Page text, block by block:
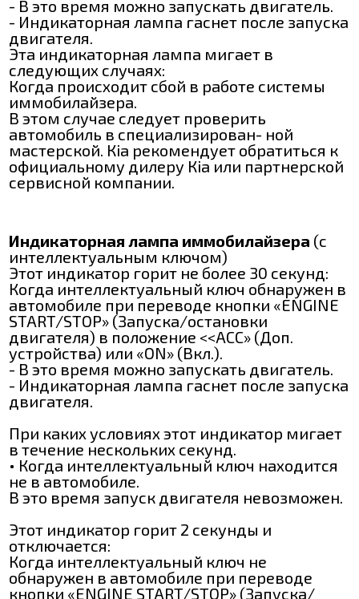
- В это время можно запускать двигатель.
- Индикаторная лампа гаснет после запуска
двигателя.
Эта индикаторная лампа мигает в
следующих случаях:
Когда происходит сбой в работе системы
иммобилайзера.
В этом случае следует проверить
автомобиль в специализирован- ной
мастерской. Кіа рекомендует обратиться к
официальному дилеру Кіа или партнерской
сервисной компании.
Индикаторная лампа иммобилайзера (с
интеллектуальным ключом)
Этот индикатор горит не более 30 секунд:
Когда интеллектуальный ключ обнаружен в
автомобиле при переводе кнопки «ENGINE
START/STOP» (Запуска/остановки
двигателя) в положение <<АСС» (Доп.
устройства) или «ON» (Вкл.).
- В это время можно запускать двигатель.
- Индикаторная лампа гаснет после запуска
двигателя.
При каких условиях этот индикатор мигает
в течение нескольких секунд.
• Когда интеллектуальный ключ находится
не в автомобиле.
В это время запуск двигателя невозможен.
Этот индикатор горит 2 секунды и
отключается:
Когда интеллектуальный ключ не
обнаружен в автомобиле при переводе
кнопки «ENGINE START/STOP» (Запуска/